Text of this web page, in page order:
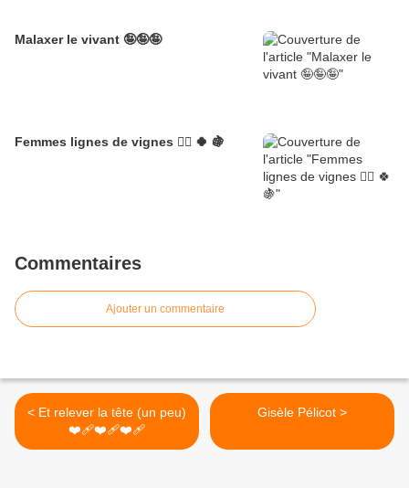
Malaxer le vivant 🤪🤪🤪
Femmes lignes de vignes 🦹‍♀️ 🍀 🍇
Commentaires
Ajouter un commentaire
< Et relever la tête (un peu)
❤️‍🩹❤️‍🩹❤️‍🩹
Gisèle Pélicot >